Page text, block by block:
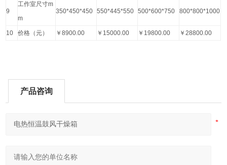
9
工作室尺寸m
m
350*450*450 550*445*550 500*600*750 800*800*1000
10 价格（元） ￥8900.00 ￥ 15000.00 ￥ 19800.00 ￥28800.00
产品咨询